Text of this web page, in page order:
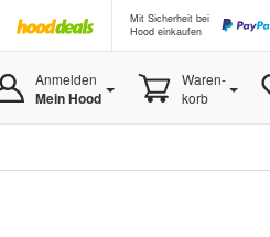
Mit Sicherheit bei
Hood einkaufen
Anmelden
Mein Hood
Waren-
korb